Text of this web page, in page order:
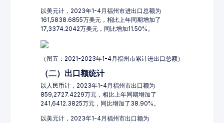
以美元计，2023年1-4月福州市进出口总额为
161,5838.6855万美元，相比上年同期增加了
17,3374.2042万美元，同比增加11.50%。
（图五：2021-2023年1-4月福州市累计进出口总额）
（二）出口额统计
以人民币计，2023年1-4月福州市出口额为
859,2727.4229万元，相比上年同期增加了
241,6412.3825万元，同比增加了38.90%。
以美元计，2023年1-4月福州市出口额为